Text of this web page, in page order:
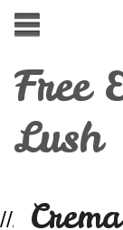
Free
Lush